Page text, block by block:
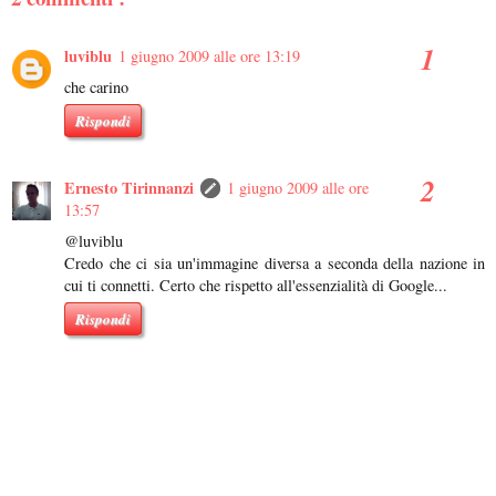
luviblu 1 giugno 2009 alle ore 13:19
che carino
Rispondi
Ernesto Tirinnanzi
1 giugno 2009 alle ore
13:57
@luviblu
Credo che ci sia un'immagine diversa a seconda della nazione in
cui ti connetti. Certo che rispetto all'essenzialità di Google...
Rispondi